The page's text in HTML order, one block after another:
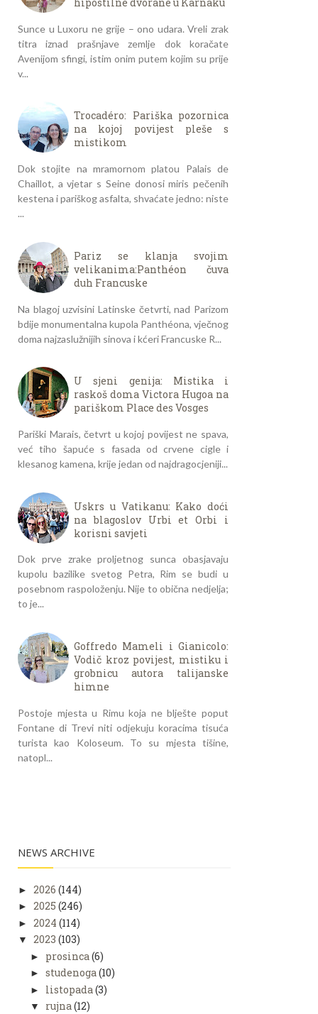
Sunce u Luxoru ne grije – ono udara. Vreli zrak
titra iznad prašnjave zemlje dok koračate
Avenijom sfingi, istim onim putem kojim su prije
v...
Trocadéro: Pariška pozornica
na kojoj povijest pleše s
mistikom
Dok stojite na mramornom platou Palais de
Chaillot, a vjetar s Seine donosi miris pečenih
kestena i pariškog asfalta, shvaćate jedno: niste
...
Pariz se klanja svojim
velikanima:Panthéon čuva
duh Francuske
Na blagoj uzvisini Latinske četvrti, nad Parizom
bdije monumentalna kupola Panthéona, vječnog
doma najzaslužnijih sinova i kćeri Francuske R...
U sjeni genija: Mistika i
raskoš doma Victora Hugoa na
pariškom Place des Vosges
Pariški Marais, četvrt u kojoj povijest ne spava,
već tiho šapuće s fasada od crvene cigle i
klesanog kamena, krije jedan od najdragocjeniji...
Uskrs u Vatikanu: Kako doći
na blagoslov Urbi et Orbi i
korisni savjeti
Dok prve zrake proljetnog sunca obasjavaju
kupolu bazilike svetog Petra, Rim se budi u
posebnom raspoloženju. Nije to obična nedjelja;
to je...
Goffredo Mameli i Gianicolo:
Vodič kroz povijest, mistiku i
grobnicu autora talijanske
himne
Postoje mjesta u Rimu koja ne blješte poput
Fontane di Trevi niti odjekuju koracima tisuća
turista kao Koloseum. To su mjesta tišine,
natopl...
NEWS ARCHIVE
► 2026 (144)
► 2025 (246)
► 2024 (114)
▼ 2023 (103)
► prosinca (6)
► studenoga(10)
► listopada (3)
▼ rujna(12)